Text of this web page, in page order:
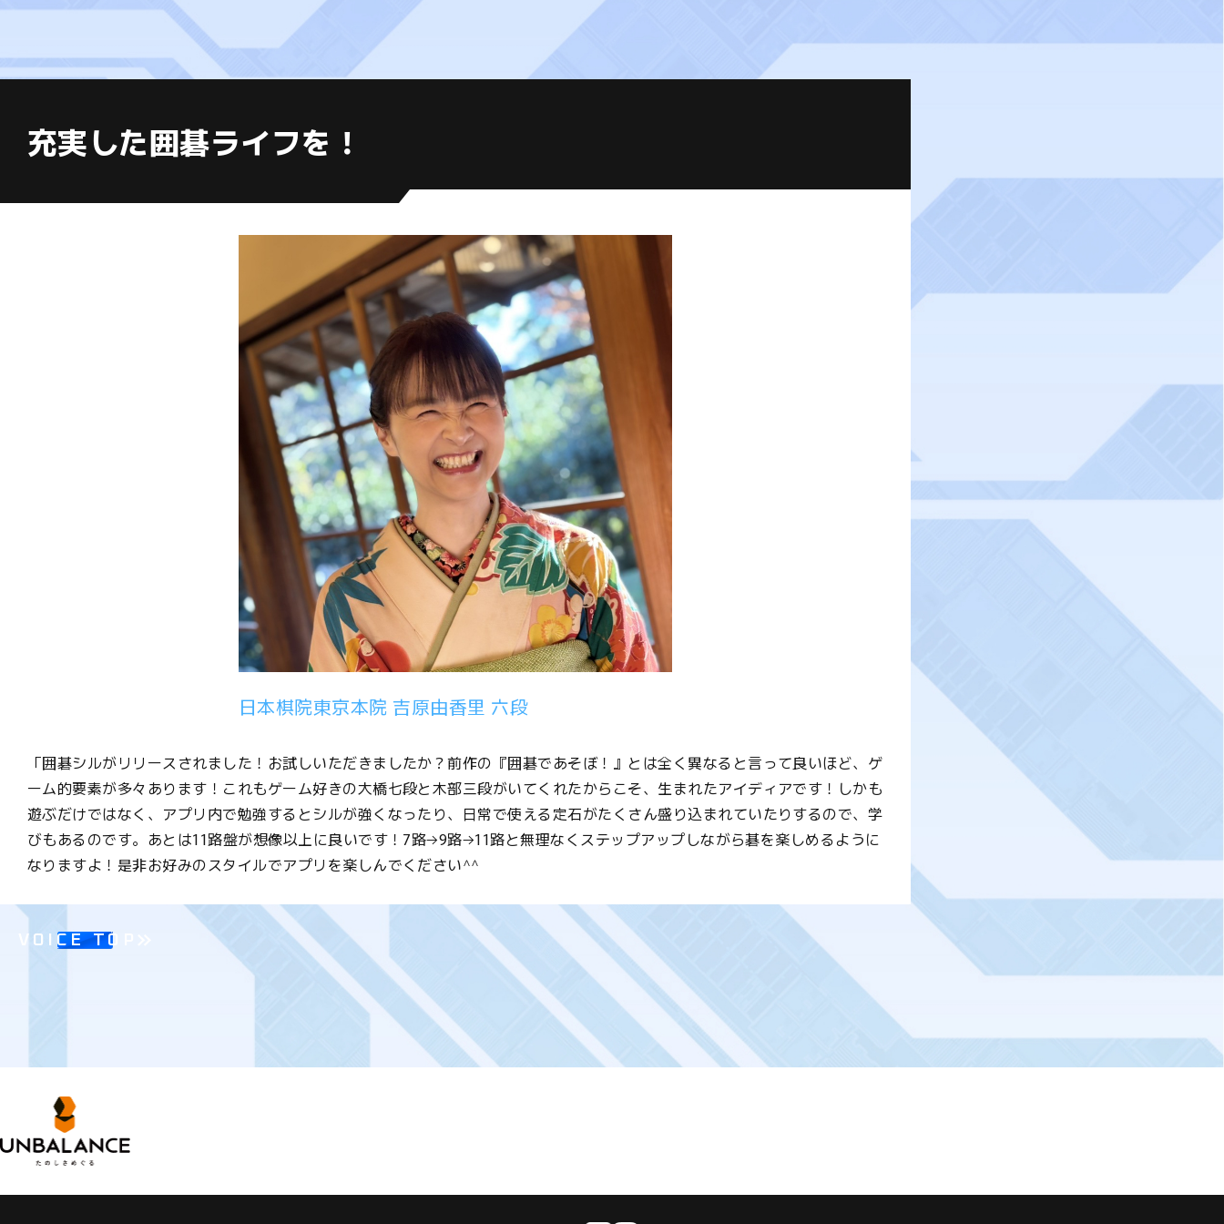
充実した囲碁ライフを！
日本棋院東京本院 吉原由香里 六段
「囲碁シルがリリースされました！お試しいただきましたか？前作の『囲碁であそぼ！』とは全く異なると言って良いほど、ゲ
ーム的要素が多々あります！これもゲーム好きの大橋七段と木部三段がいてくれたからこそ、生まれたアイディアです！しかも
遊ぶだけではなく、アプリ内で勉強するとシルが強くなったり、日常で使える定石がたくさん盛り込まれていたりするので、学
びもあるのです。あとは11路盤が想像以上に良いです！7路→9路→11路と無理なくステップアップしながら碁を楽しめるように
なりますよ！是非お好みのスタイルでアプリを楽しんでください^^
VOICE TOP